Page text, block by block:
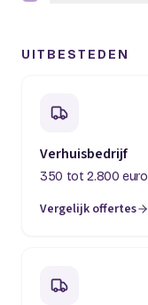
UITBESTEDEN
Verhuisbedrijf
350 tot 2.800 euro
Vergelijk offertes
(opent in een